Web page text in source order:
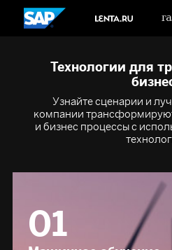
SAP Lenta
Технологии для
Узнайте сценарии и
компании
и бизнес процессы с
01